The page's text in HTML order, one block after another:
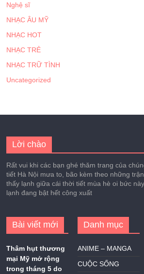
Nghệ sĩ
NHẠC ÂU MỸ
NHẠC HOT
NHẠC TRẺ
NHẠC TRỮ TÌNH
Uncategorized
Lời chào
Rất vui khi các bạn ghé thăm trang của
tiết Hà Nội mưa to, bão kèm theo những
thấy lạnh giữa cái thời tiết mùa hè oi bức
lạnh đang bật hết công xuất
Bài viết mới
Thâm hụt thương
mại Mỹ mở rộng
trong tháng 5 do
Danh mục
ANIME – MANGA
CUỘC SỐNG